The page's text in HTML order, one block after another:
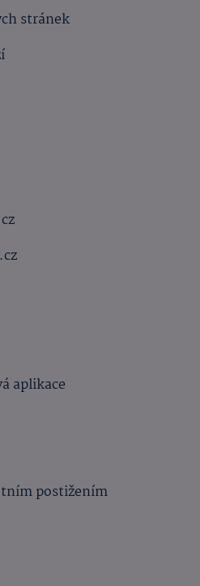
stránek
aplikace
postižením